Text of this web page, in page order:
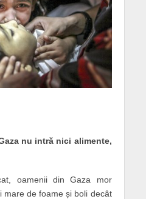
nu intră nici alimente,
oamenii din Gaza mor
mare de foame și boli decât